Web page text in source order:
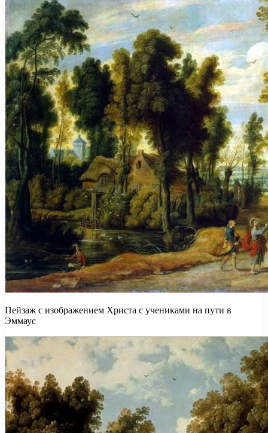
Пейзаж с изображением Христа с учениками на пути в
Эммаус